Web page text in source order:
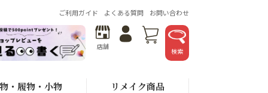
ご利用ガイド よくある質問 お問い合わせ
店舗
検索
・履物・小物 リメイク商品